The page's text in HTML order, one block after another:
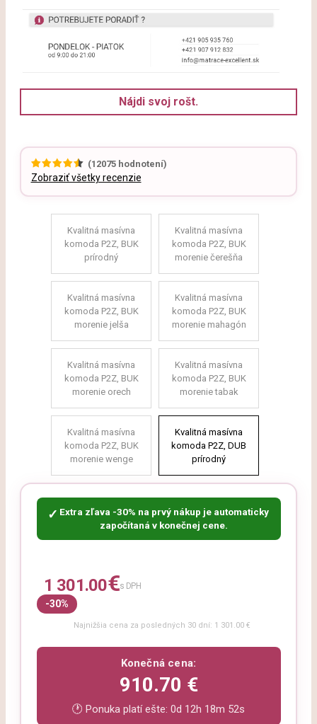
Nájdi svoj rošt.
(12075hodnotení)
Zobraziť všetky recenzie
Kvalitná masívna
komoda P2Z, BUK
prírodný
Kvalitná masívna
komoda P2Z, BUK
morenie čerešňa
Kvalitná masívna
komoda P2Z, BUK
morenie jelša
Kvalitná masívna
komoda P2Z, BUK
morenie mahagón
Kvalitná masívna
komoda P2Z, BUK
morenie orech
Kvalitná masívna
komoda P2Z, BUK
morenie tabak
Kvalitná masívna
komoda P2Z, BUK
morenie wenge
Kvalitná masívna
komoda P2Z, DUB
prírodný
✓ Extra zľava -30% na prvý nákup je automaticky
započítaná v konečnej cene.
1 301.00€s DPH
-30%
Najnižšia cena za posledných 30 dní: 1 301.00 €
Konečná cena:
910.70 €
🕐 Ponuka platí ešte: 0d 12h 18m 51s